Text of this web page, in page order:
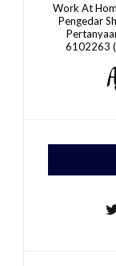
Work At
Pengedar
6102263